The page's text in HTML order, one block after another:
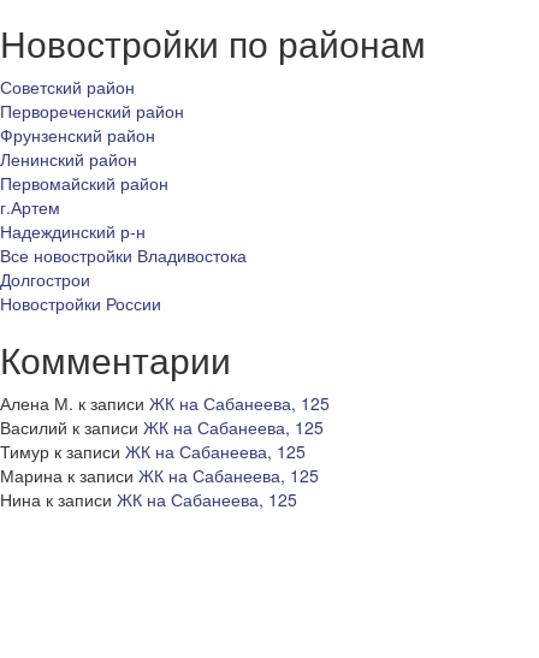
Новостройки по районам
Советский район
Первореченский район
Фрунзенский район
Ленинский район
Первомайский район
г.Артем
Надеждинский р-н
Все новостройки Владивостока
Долгострои
Новостройки России
Комментарии
Алена М. к записи ЖК на Сабанеева, 125
Василий к записи ЖК на Сабанеева, 125
Тимур к записи ЖК на Сабанеева, 125
Марина к записи ЖК на Сабанеева, 125
Нина к записи ЖК на Сабанеева, 125